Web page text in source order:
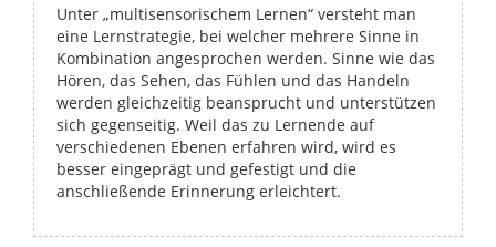
Unter „multisensorischem Lernen“ versteht man
eine Lernstrategie, bei welcher mehrere Sinne in
Kombination angesprochen werden. Sinne wie das
Hören, das Sehen, das Fühlen und das Handeln
werden gleichzeitig beansprucht und unterstützen
sich gegenseitig. Weil das zu Lernende auf
verschiedenen Ebenen erfahren wird, wird es
besser eingeprägt und gefestigt und die
anschließende Erinnerung erleichtert.